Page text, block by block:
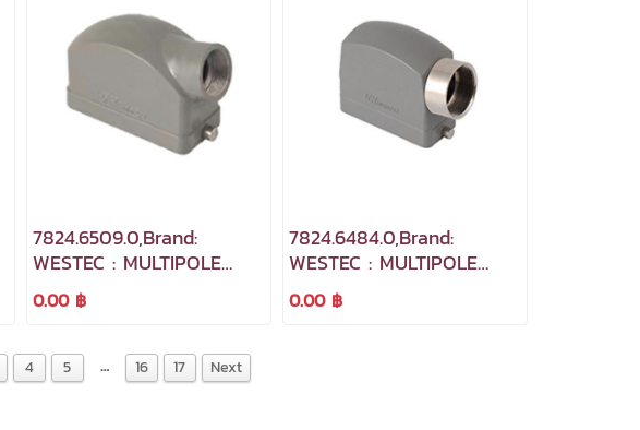
7824.6509.0,Brand:
WESTEC : MULTIPOLE
INDUSTRIAL
CONNECTORS
0.00 ฿
7824.6484.0,Brand:
WESTEC : MULTIPOLE
INDUSTRIAL
CONNECTORS
0.00 ฿
4 5 … 16 17 Next